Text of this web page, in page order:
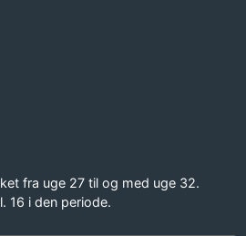
fra uge 27 til og med uge 32.
16 i den periode.